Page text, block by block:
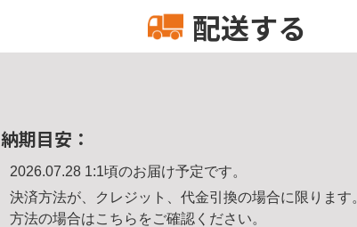
配送する
納期目安：
2026.07.28 1:1頃のお届け予定です。
決済方法が、クレジット、代金引換の場合に限ります
方法の場合はこちら をご確認ください。